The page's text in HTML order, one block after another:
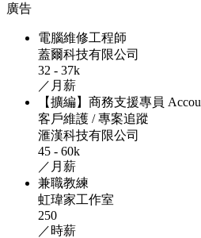
廣告
電腦維修工程師
蓋爾科技有限公司
32 - 37k
／月薪
【擴編】商務支援專員
客戶維護 / 專案追蹤
滙漢科技有限公司
45 - 60k
／月薪
兼職教練
虹瑋家工作室
250
／時薪